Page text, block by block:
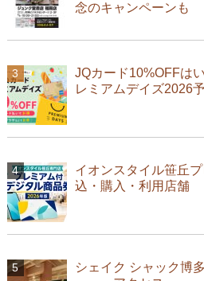
念のキャンペーンも
JQカード10%OFFは
レミアムデイズ2026
イオンスタイル笹丘
込・購入・利用店舗
シェイク シャック博